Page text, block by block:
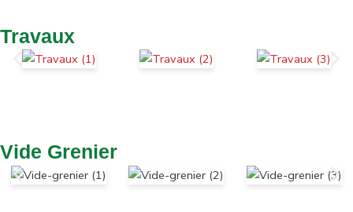
Travaux
Vide Grenier